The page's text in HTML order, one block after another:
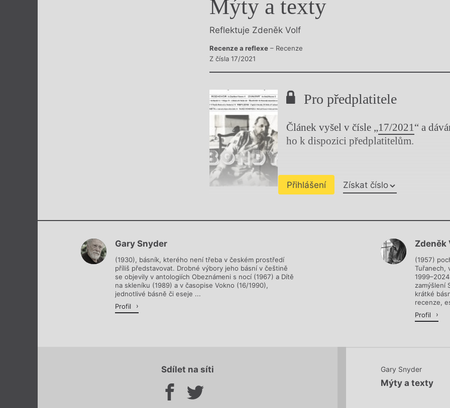
Výroční cenyMýty a texty
Reflektuje Zdeněk Volf
Recenze a reflexe – Recenze
Z čísla 17/2021
Pro předplatitele
Článek vyšel v čísle „17/2021 “ a
ho k dispozici předplatitelům.
Přihlášení Získat číslo
Chviličku.
Gary Snyder
(1930), básník, kterého není třeba v českém prostředí
příliš představovat. Drobné výbory jeho básní v češtině
se objevily v antologiích Obeznámeni s nocí (1967) a Dítě
na skleníku (1989) a v časopise Vokno (16/1990),
jednotlivé básně či eseje ...
Profil
Zdeněk
(1957)
Tuřanech,
zamýšlení
krátké
recenze,
Profil
Sdílet na síti Gary Snyder
Mýty a texty